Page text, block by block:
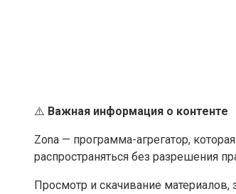
⚠️ Важная информация о контенте
Zona — программа-агрегатор,
распространяться без разрешения
Просмотр и скачивание